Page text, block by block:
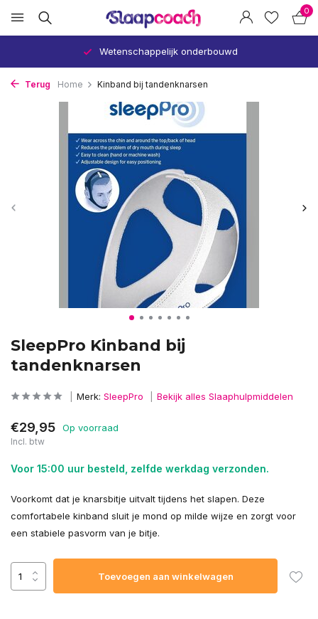
0
Wetenschappelijk onderbouwd
Terug Home Kinband bij tandenknarsen
SleepPro Kinband bij
tandenknarsen
Merk: SleepPro Bekijk alles Slaaphulpmiddelen
€29,95 Op voorraad
Incl. btw
Voor 15:00 uur besteld, zelfde werkdag verzonden.
Voorkomt dat je knarsbitje uitvalt tijdens het slapen. Deze
comfortabele kinband sluit je mond op milde wijze en zorgt voor
een stabiele pasvorm van je bitje.
Toevoegen aan winkelwagen